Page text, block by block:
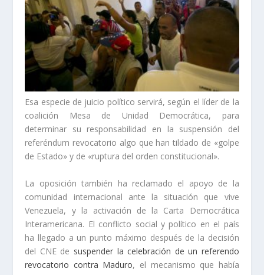
Esa especie de juicio político servirá, según el líder de la
coalición Mesa de Unidad Democrática, para
determinar su responsabilidad en la suspensión del
referéndum revocatorio algo que han tildado de «golpe
de Estado» y de «ruptura del orden constitucional».
La oposición también ha reclamado el apoyo de la
comunidad internacional ante la situación que vive
Venezuela, y la activación de la Carta Democrática
Interamericana. El conflicto social y político en el país
ha llegado a un punto máximo después de la decisión
del CNE de suspender la celebración de un referendo
revocatorio contra Maduro, el mecanismo que había